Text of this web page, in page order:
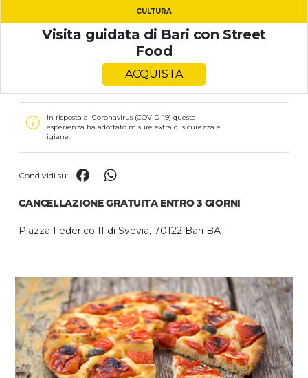
al
contenuto
CULTURA
Visita guidata di Bari con Street
Food
ACQUISTA
In risposta al Coronavirus (COVID-19) questa
esperienza ha adottato misure extra di sicurezza e
igiene.
Condividi su: Facebook
CANCELLAZIONE GRATUITA ENTRO 3 GIORNI
Piazza Federico II di Svevia, 70122 Bari BA